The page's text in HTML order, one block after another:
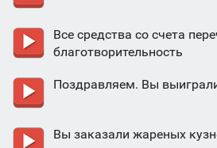
Все средства со счета
благотворительность
Поздравляем. Вы
Вы заказали жареных